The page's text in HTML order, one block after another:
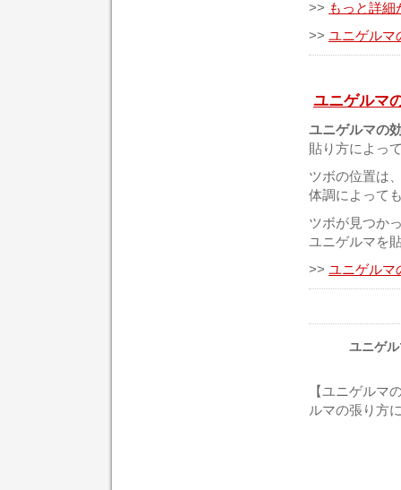
>> もっと詳細
>> ユニゲルマ
ユニゲルマ
ユニゲルマの
貼り方によっ
ツボの位置は
体調によって
ツボが見つか
ユニゲルマを
>> ユニゲルマ
ユニゲ
【ユニゲルマ
ルマの張り方